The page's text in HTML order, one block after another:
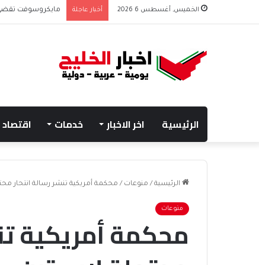
الخميس, أغسطس 6 2026 أخبار عاجلة مايكروسوفت تقضي
الرئيسية اخر الاخبار خدمات اقتصاد
الرئيسية / منوعات / محكمة أمريكية تنشر رسالة انتحار
منوعات
محكمة أمريكية